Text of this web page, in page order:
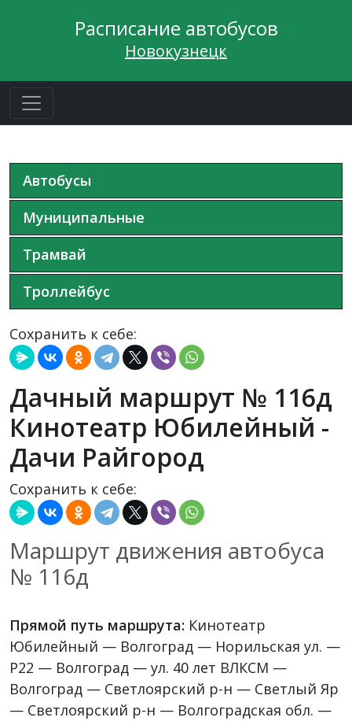
Расписание автобусов
Новокузнецк
Сохранить к себе:
Дачный маршрут № 116д
Кинотеатр Юбилейный -
Дачи Райгород
Сохранить к себе:
Маршрут движения автобуса
№ 116д
Прямой путь маршрута: Кинотеатр
Юбилейный — Волгоград — Норильская ул. —
P22 — Волгоград — ул. 40 лет ВЛКСМ —
Волгоград — Светлоярский р-н — Светлый Яр
— Светлоярский р-н — Волгоградская обл. —
Автобусы
Муниципальные
Трамвай
Троллейбус